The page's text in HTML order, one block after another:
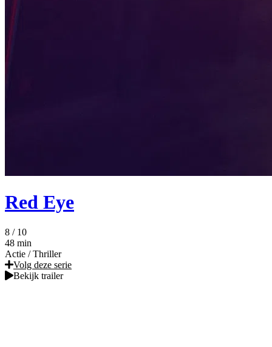
Red Eye
8 / 10
48 min
Actie / Thriller
Volg deze serie
Bekijk trailer